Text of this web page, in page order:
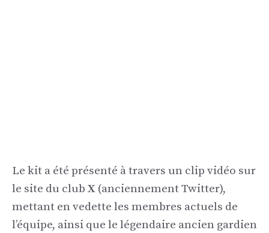
Le kit a été présenté à travers un clip vidéo sur
le site du club X (anciennement Twitter),
mettant en vedette les membres actuels de
l’équipe, ainsi que le légendaire ancien gardien